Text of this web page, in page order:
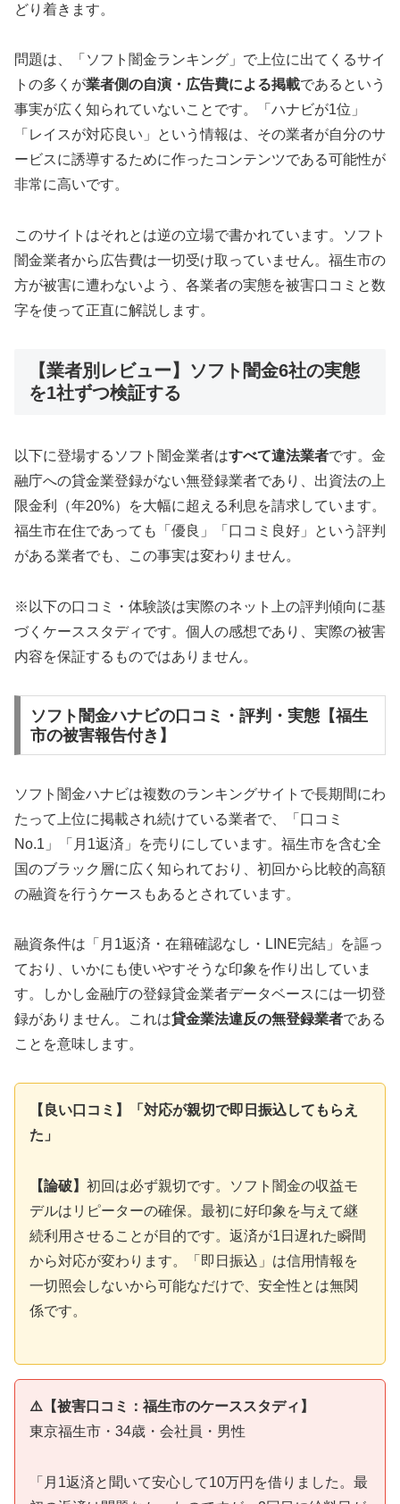
どり着きます。
問題は、「ソフト闇金ランキング」で上位に出てくるサイ
トの多くが業者側の自演・広告費による掲載であるという
事実が広く知られていないことです。「ハナビが1位」
「レイスが対応良い」という情報は、その業者が自分のサ
ービスに誘導するために作ったコンテンツである可能性が
非常に高いです。
このサイトはそれとは逆の立場で書かれています。ソフト
闇金業者から広告費は一切受け取っていません。福生市の
方が被害に遭わないよう、各業者の実態を被害口コミと数
字を使って正直に解説します。
【業者別レビュー】ソフト闇金6社の実態
を1社ずつ検証する
以下に登場するソフト闇金業者はすべて違法業者です。金
融庁への貸金業登録がない無登録業者であり、出資法の上
限金利（年20%）を大幅に超える利息を請求しています。
福生市在住であっても「優良」「口コミ良好」という評判
がある業者でも、この事実は変わりません。
※以下の口コミ・体験談は実際のネット上の評判傾向に基
づくケーススタディです。個人の感想であり、実際の被害
内容を保証するものではありません。
ソフト闇金ハナビの口コミ・評判・実態【福生
市の被害報告付き】
ソフト闇金ハナビは複数のランキングサイトで長期間にわ
たって上位に掲載され続けている業者で、「口コミ
No.1」「月1返済」を売りにしています。福生市を含む全
国のブラック層に広く知られており、初回から比較的高額
の融資を行うケースもあるとされています。
融資条件は「月1返済・在籍確認なし・LINE完結」を謳っ
ており、いかにも使いやすそうな印象を作り出していま
す。しかし金融庁の登録貸金業者データベースには一切登
録がありません。これは貸金業法違反の無登録業者である
ことを意味します。
【良い口コミ】「対応が親切で即日振込してもらえ
た」
【論破】 初回は必ず親切です。ソフト闇金の収益モ
デルはリピーターの確保。最初に好印象を与えて継
続利用させることが目的です。返済が1日遅れた瞬間
から対応が変わります。「即日振込」は信用情報を
一切照会しないから可能なだけで、安全性とは無関
係です。
⚠️【被害口コミ：福生市のケーススタディ】
東京福生市・34歳・会社員・男性
「月1返済と聞いて安心して10万円を借りました。最